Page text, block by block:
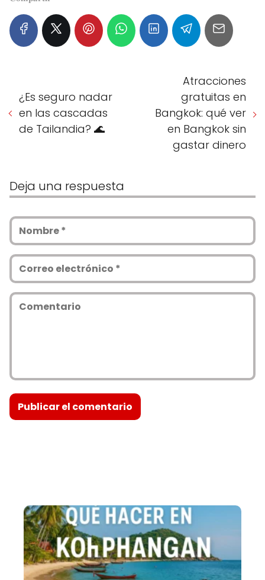
¿Es seguro nadar
en las cascadas
de Tailandia? 🌊
Atracciones
gratuitas en
Bangkok: qué ver
en Bangkok sin
gastar dinero
Deja una respuesta